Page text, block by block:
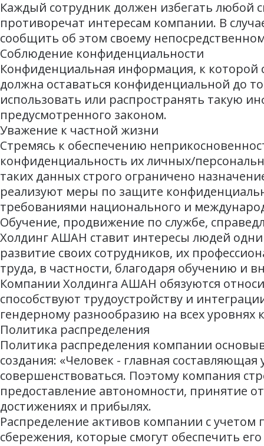
Каждый сотрудник должен избегать любой
противоречат интересам компании. В
сообщить об этом своему
Соблюдение конфиденциальности
Конфиденциальная информация, к которой
должна оставаться конфиденциальной до
использовать или распространять такую
предусмотренного законом.
Уважение к частной жизни
Стремясь к обеспечению
конфиденциальность их личных/
таких данных строго ограничено
реализуют меры по защите
требованиями национального и
Обучение, продвижение по службе,
Холдинг АШАН ставит интересы людей
развитие своих сотрудников, их
труда, в частности, благодаря обучению и
Компании Холдинга АШАН обязуются
способствуют трудоустройству и
гендерному разнообразию на всех уровнях
Политика распределения
Политика распределения компании
создания: «Человек - главная
совершенствоваться. Поэтому компания
предоставление автономности, принятие
достижениях и прибылях.
Распределение активов компании с
сбережения, которые смогут обеспечить